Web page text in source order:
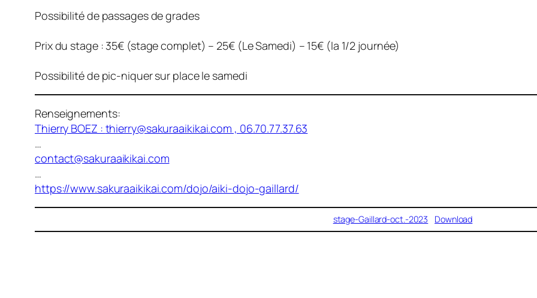
Possibilité de passages de grades
Prix du stage : 35€ (stage complet) – 25€ (Le Samedi) – 15€ (la 1/2 journée)
Possibilité de pic-niquer sur place le samedi
Renseignements:
Thierry BOEZ : thierry@sakuraaikikai.com , 06.70.77.37.63
…
contact@sakuraaikikai.com
…
https://www.sakuraaikikai.com/dojo/aiki-dojo-gaillard/
stage-Gaillard-oct.-2023 Download